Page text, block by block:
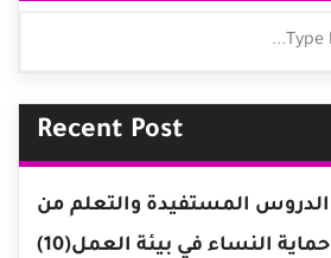
Recent Post
الدروس المستفيدة والتعلم من
حماية النساء في بيئة العمل(10)